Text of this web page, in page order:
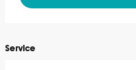
Service